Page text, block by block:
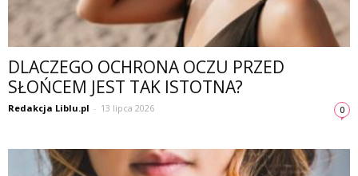
DLACZEGO OCHRONA OCZU PRZED
SŁOŃCEM JEST TAK ISTOTNA?
Redakcja Liblu.pl - 13 lipca 2026 0